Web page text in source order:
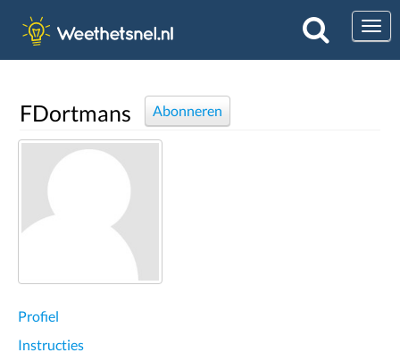
FDortmans Abonneren
Profiel
Instructies